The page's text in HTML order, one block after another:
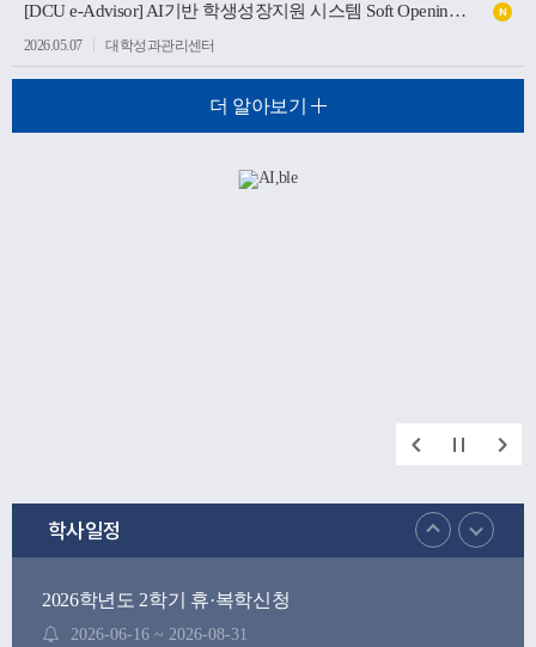
[DCU e-Advisor] AI기반 학생성장지원 시스템 Soft Opening(가오픈) 안내 N
2026.05.07 대학성과관리센터
더 알아보기
학사일정
2026학년도 2학기 휴·복학신청
2026-06-16 ~ 2026-08-31